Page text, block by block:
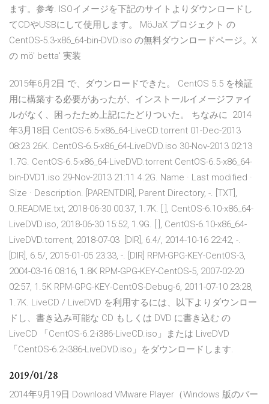
ます。参考. ISOイメージを下記のサイトよりダウンロードし
てCDやUSBにして使用します。 MöJaX プロジェクト の
CentOS-5.3-x86_64-bin-DVD.iso の無料ダウンロードページ。X
の mö' betta' 実装
2015年6月2日 で、ダウンロードできた。 CentOS 5.5 を検証
用に構築する必要があったが、インストールイメージファイ
ルがなく、困ったため上記にたどりついた。 ちなみに 2014
年3月18日 CentOS-6.5-x86_64-LiveCD.torrent 01-Dec-2013
08:23 26K. CentOS-6.5-x86_64-LiveDVD.iso 30-Nov-2013 02:13
1.7G. CentOS-6.5-x86_64-LiveDVD.torrent CentOS-6.5-x86_64-
bin-DVD1.iso 29-Nov-2013 21:11 4.2G. Name · Last modified ·
Size · Description. [PARENTDIR], Parent Directory, -. [TXT],
0_README.txt, 2018-06-30 00:37, 1.7K. [ ], CentOS-6.10-x86_64-
LiveDVD.iso, 2018-06-30 15:52, 1.9G. [ ], CentOS-6.10-x86_64-
LiveDVD.torrent, 2018-07-03 [DIR], 6.4/, 2014-10-16 22:42, -.
[DIR], 6.5/, 2015-01-05 23:33, -. [DIR] RPM-GPG-KEY-CentOS-3,
2004-03-16 08:16, 1.8K RPM-GPG-KEY-CentOS-5, 2007-02-20
02:57, 1.5K RPM-GPG-KEY-CentOS-Debug-6, 2011-07-10 23:28,
1.7K. LiveCD / LiveDVD を利用するには、以下よりダウンロー
ドし、書き込み可能な CD もしくは DVD に書き込む の
LiveCD 「CentOS-6.2-i386-LiveCD.iso」または LiveDVD
「CentOS-6.2-i386-LiveDVD.iso」をダウンロードします.
2019/01/28
2014年9月19日 Download VMware Player（Windows 版のバー